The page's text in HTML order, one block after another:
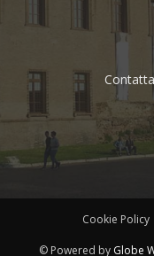
Cookie Policy
© Powered by Globe